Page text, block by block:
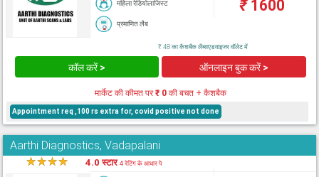
महिला रेडियोलाजिस्ट
प्रमाणित लैब
₹1600
₹ 48 का कैशबैक लैब्सएडवाइजर वॉलेट में
कॉल करें > ऑनलाइन बुक करें >
मार्केट की कीमत पर₹ 0की बचत + कैशबैक
Appointment req ,100 rs extra for, covid positive not done
Aarthi Diagnostics, Vadapalani
★★★★ 4.0 स्टार4 रेटिंग के आधार पे